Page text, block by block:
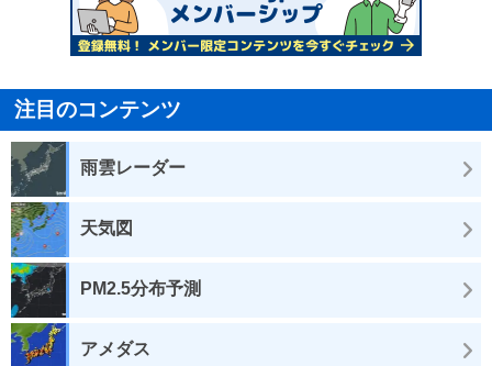
注目のコンテンツ
雨雲レーダー
天気図
PM2.5分布予測
アメダス